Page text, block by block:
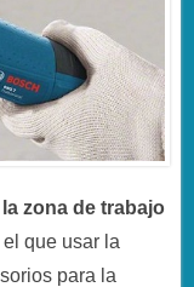
zona de trabajo
que usar la
para la